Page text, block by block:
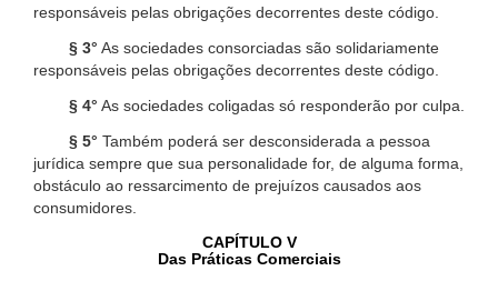
responsáveis pelas obrigações decorrentes deste código.
§ 3° As sociedades consorciadas são solidariamente
responsáveis pelas obrigações decorrentes deste código.
§ 4° As sociedades coligadas só responderão por culpa.
§ 5° Também poderá ser desconsiderada a pessoa
jurídica sempre que sua personalidade for, de alguma forma,
obstáculo ao ressarcimento de prejuízos causados aos
consumidores.
CAPÍTULO V
Das Práticas Comerciais